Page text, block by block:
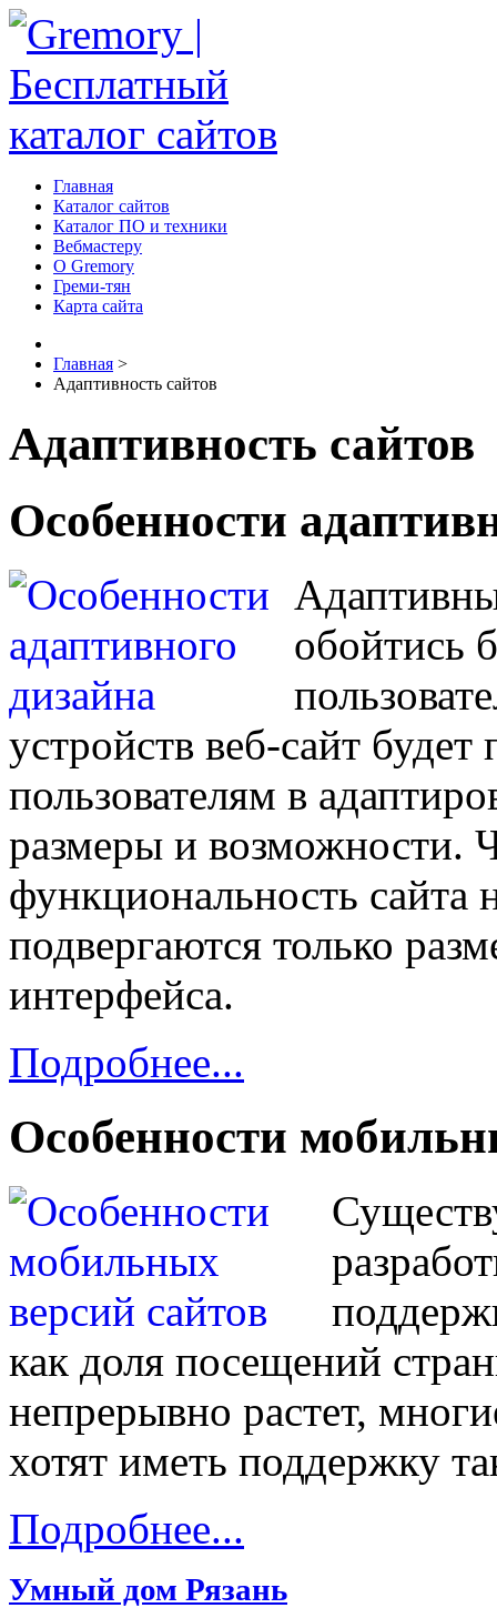
Главная
Каталог сайтов
Каталог ПО и техники
Вебмастеру
О Gremory
Греми-тян
Карта сайта
Главная >
Адаптивность сайтов
Адаптивность сайтов
Особенности
обойтись
устройств веб-сайт будет
пользователям в
размеры и возможности.
функциональность сайта
подвергаются только
интерфейса.
Подробнее...
Особенности
как доля посещений
непрерывно растет,
хотят иметь поддержку
Подробнее...
Умный дом Рязань